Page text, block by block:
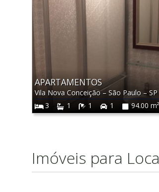
APARTAMENTOS
Vila Nova Conceição– São Paulo –SP
3
1 1 1 94.00 m²
Imóveis para